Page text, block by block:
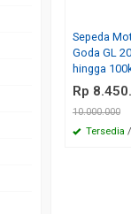
Sepeda
Goda GL
hingga
Rp
10.000.000
Tersedia